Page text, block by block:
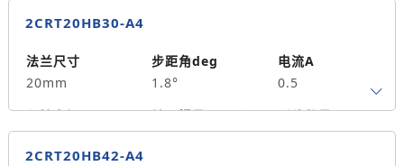
2CRT20HB30-A4
法兰尺寸
20mm
步距角deg
1.8°
电流A
0.5
保持力矩N.m
0.015
转子惯量g.cm²
2
引线数量
4
2CRT20HB42-A4